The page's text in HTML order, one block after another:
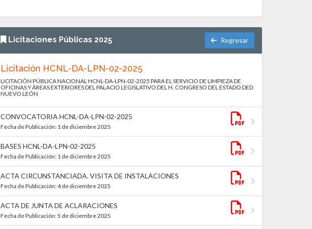
Licitaciones Públicas 2025 Regresar
Licitación HCNL-DA-LPN-02-2025
LICITACIÓN PÚBLICA NACIONAL HCNL-DA-LPN-02-2025 PARA EL SERVICIO DE LIMPIEZA DE
OFICINAS Y ÁREAS EXTERIORES DEL PALACIO LEGISLATIVO DEL H. CONGRESO DEL ESTADO DED
NUEVO LEÓN
CONVOCATORIA HCNL-DA-LPN-02-2025
Fecha de Publicación: 1 de diciembre 2025
BASES HCNL-DA-LPN-02-2025
Fecha de Publicación: 1 de diciembre 2025
ACTA CIRCUNSTANCIADA. VISITA DE INSTALACIONES
Fecha de Publicación: 4 de diciembre 2025
ACTA DE JUNTA DE ACLARACIONES
Fecha de Publicación: 5 de diciembre 2025